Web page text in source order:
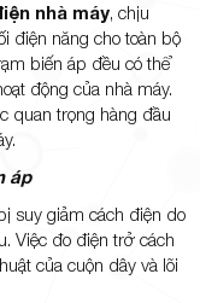
nhà máy, chịu
điện năng cho toàn bộ
biến áp đều có thể
động của nhà máy.
quan trọng hàng đầu
áp
suy giảm cách điện do
Việc đo điện trở cách
của cuộn dây và lõi